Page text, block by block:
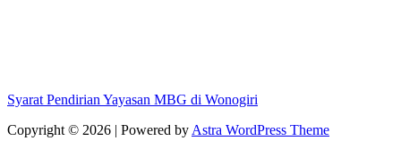
Syarat Pendirian Yayasan MBG di Wonogiri
Copyright © 2026 | Powered by Astra WordPress Theme